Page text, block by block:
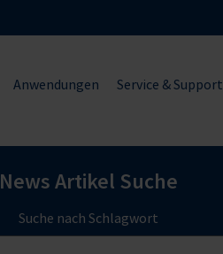
Anwendungen Service & Support
News Artikel Suche
Suche nach Schlagwort